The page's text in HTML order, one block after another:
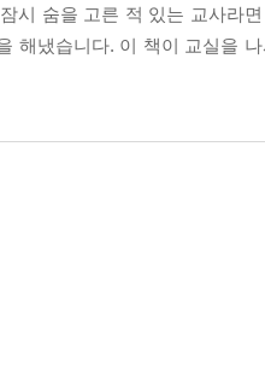
시 숨을 고른 적 있는 교사라
해냈습니다. 이 책이 교실을